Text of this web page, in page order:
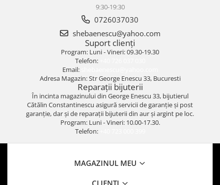
9:30-19:30
0726037030
shebaenescu@yahoo.com
Suport clienți
Program: Luni - Vineri: 09.30-19.30
Telefon:
Email:
Adresa Magazin: Str George Enescu 33, Bucuresti
Reparații bijuterii
În incinta magazinului din George Enescu 33, bijutierul
Cătălin Constantinescu asigură servicii de garanție și post
garanție, dar și de reparații bijuterii din aur și argint pe loc.
Program: Luni - Vineri: 10.00-17.30.
Telefon:
MAGAZINUL MEU
CLIENTI